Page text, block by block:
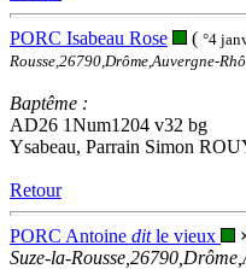
PORC Isabeau Rose ( °4
Rousse,26790,Drôme,Auvergne-
Baptême :
AD26 1Num1204 v32 bg
Ysabeau, Parrain Simon
Retour
PORC Antoine ditle vieux
Suze-la-